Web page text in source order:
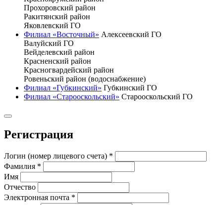
Прохоровский район
Ракитянский район
Яковлевский ГО
Филиал «Восточный» Алексеевский ГО
Валуйский ГО
Вейделевский район
Красненский район
Красногвардейский район
Ровеньский район (водоснабжение)
Филиал «Губкинский» Губкинский ГО
Филиал «Старооскольский» Старооскольский ГО
Регистрация
Логин (номер лицевого счета) *
Фамилия *
Имя
Отчество
Электронная почта *